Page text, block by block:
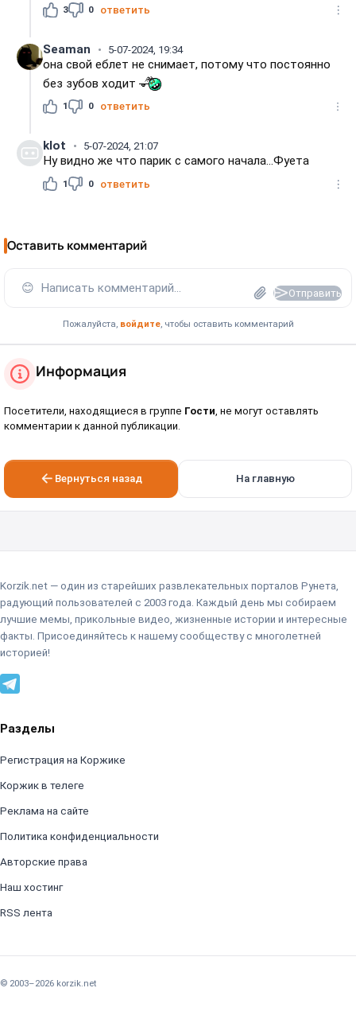
3 0 ответить
Seaman 5-07-2024, 19:34
она свой еблет не снимает, потому что постоянно
без зубов ходит
1 0 ответить
klot 5-07-2024, 21:07
Ну видно же что парик с самого начала...Фуета
1 0 ответить
Оставить комментарий
😊 Написать комментарий... Отправить
Пожалуйста, войдите, чтобы оставить комментарий
Информация
Посетители, находящиеся в группе Гости , не могут оставлять
комментарии к данной публикации.
Вернуться назад На главную
Korzik.net — один из старейших развлекательных порталов Рунета,
радующий пользователей с 2003 года. Каждый день мы собираем
лучшие мемы, прикольные видео, жизненные истории и интересные
факты. Присоединяйтесь к нашему сообществу с многолетней
историей!
Разделы
Регистрация на Коржике
Коржик в телеге
Реклама на сайте
Политика конфиденциальности
Авторские права
Наш хостинг
RSS лента
© 2003–2026 korzik.net